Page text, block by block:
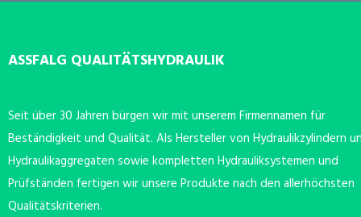
ASSFALG QUALITÄTSHYDRAULIK
Seit über 30 Jahren bürgen wir mit unserem Firmennamen für
Beständigkeit und Qualität. Als Hersteller von Hydraulikzylindern
Hydraulikaggregaten sowie kompletten Hydrauliksystemen und
Prüfständen fertigen wir unsere Produkte nach den allerhöchsten
Qualitätskriterien.